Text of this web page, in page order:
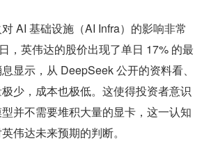
AI 基础设施（AI Infra）的影响非常
，英伟达的股价出现了单日 17% 的最
显示，从 DeepSeek 公开的资料看、
少，成本也极低。这使得投资者意识
并不需要堆积大量的显卡，这一认知
伟达未来预期的判断。